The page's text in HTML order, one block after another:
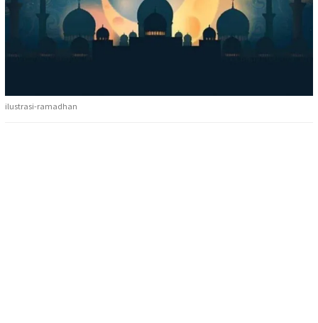
ilustrasi-ramadhan